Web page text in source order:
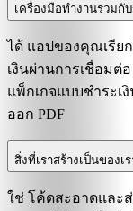
เครื่องมือทำงานร่วมกั
ได้ แอปของคุณเรีย
เงินผ่านการเชื่อมต่อ
แพ็กเกจแบบชำระเ
ออก PDF
สิ่งที่เราสร้างเป็นของเ
ใช่ โค้ดสะอาดและ